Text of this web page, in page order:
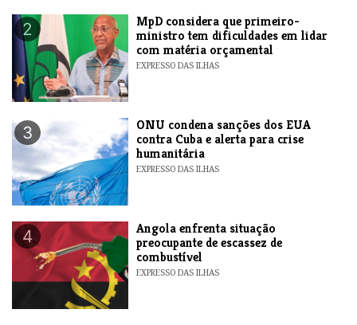
2
MpD considera que primeiro-
ministro tem dificuldades em lidar
com matéria orçamental
EXPRESSO DAS ILHAS
3
ONU condena sanções dos EUA
contra Cuba e alerta para crise
humanitária
EXPRESSO DAS ILHAS
4
Angola enfrenta situação
preocupante de escassez de
combustível
EXPRESSO DAS ILHAS